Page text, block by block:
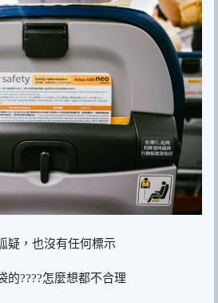
疑，也沒有任何標示
的????怎麼想都不合理